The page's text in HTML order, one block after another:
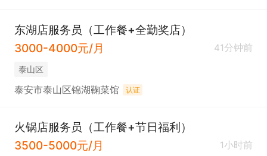
东湖店服务员（工作餐+全勤奖店）
3000-4000元/月
41分钟前
泰山区
泰安市泰山区锦湖鞠菜馆 认证
火锅店服务员（工作餐+节日福利）
3500-5000元/月
1小时前